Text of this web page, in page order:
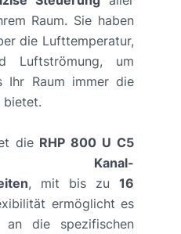
Raum. Sie haben
die Lufttemperatur,
Luftströmung, um
Ihr Raum immer die
bietet.
die RHP 800 U C5
Kanal-
, mit bis zu 16
ermöglicht es
an die spezifischen